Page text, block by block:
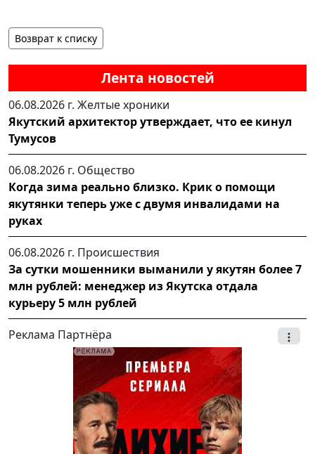
Лента новостей
06.08.2026 г. Желтые хроники
Якутский архитектор утверждает, что ее кинул
Тумусов
06.08.2026 г. Общество
Когда зима реально близко. Крик о помощи
якутянки теперь уже с двумя инвалидами на
руках
06.08.2026 г. Происшествия
За сутки мошенники выманили у якутян более 7
млн рублей: менеджер из Якутска отдала
курьеру 5 млн рублей
Реклама Партнёра
Возврат к списку